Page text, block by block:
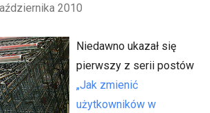
2010
Niedawno ukazał się
pierwszy z serii postów
„Jak zmienić
użytkowników w